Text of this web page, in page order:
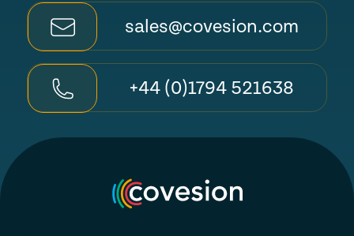
sales@covesion.com
+44 (0)1794 521638